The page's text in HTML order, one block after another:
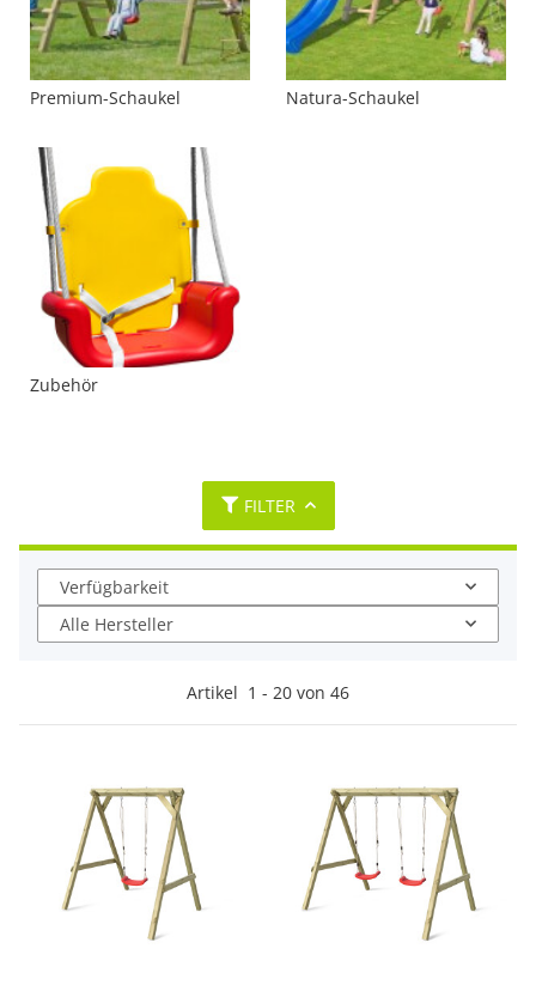
Premium-Schaukel Natura-Schaukel
Zubehör
FILTER
Verfügbarkeit
Alle Hersteller
Artikel 1 - 20 von 46